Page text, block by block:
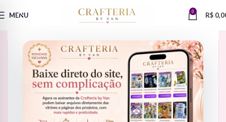
MENU 0 R$
RENDA CRIATIVA COM BAIXO INVESTIMENTO
Máquina de bottons:um
mercado simples, barato
e cheio de possibilidades